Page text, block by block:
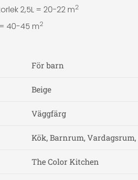
2,5L = 20-22 m2
40-45 m2
För barn
Beige
Väggfärg
Kök, Barnrum,
The Color Kitchen